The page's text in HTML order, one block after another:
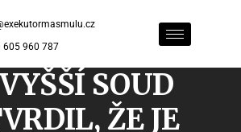
605 960 787
SOUD
ŽE JE